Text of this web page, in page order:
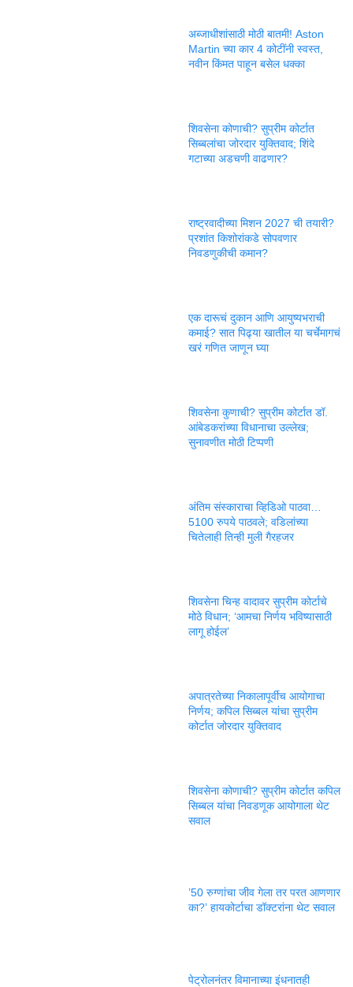
अब्जाधीशांसाठी मोठी बातमी! Aston
Martin च्या कार 4 कोटींनी स्वस्त,
नवीन किंमत पाहून बसेल धक्का
शिवसेना कोणाची? सुप्रीम कोर्टात
सिब्बलांचा जोरदार युक्तिवाद; शिंदे
गटाच्या अडचणी वाढणार?
राष्ट्रवादीच्या मिशन 2027 ची तयारी?
प्रशांत किशोरांकडे सोपवणार
निवडणुकीची कमान?
एक दारूचं दुकान आणि आयुष्यभराची
कमाई? सात पिढ्या खातील या चर्चेमागचं
खरं गणित जाणून घ्या
शिवसेना कुणाची? सुप्रीम कोर्टात डॉ.
आंबेडकरांच्या विधानाचा उल्लेख;
सुनावणीत मोठी टिप्पणी
अंतिम संस्काराचा व्हिडिओ पाठवा…
5100 रुपये पाठवले; वडिलांच्या
चितेलाही तिन्ही मुली गैरहजर
शिवसेना चिन्ह वादावर सुप्रीम कोर्टाचे
मोठे विधान; ‘आमचा निर्णय भविष्यासाठी
लागू होईल’
अपात्रतेच्या निकालापूर्वीच आयोगाचा
निर्णय; कपिल सिब्बल यांचा सुप्रीम
कोर्टात जोरदार युक्तिवाद
शिवसेना कोणाची? सुप्रीम कोर्टात कपिल
सिब्बल यांचा निवडणूक आयोगाला थेट
सवाल
’50 रुग्णांचा जीव गेला तर परत आणणार
का?’ हायकोर्टाचा डॉक्टरांना थेट सवाल
पेट्रोलनंतर विमानाच्या इंधनातही